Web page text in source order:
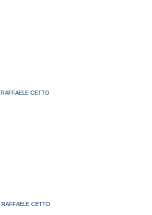
raffaele cetto
raffaele cetto